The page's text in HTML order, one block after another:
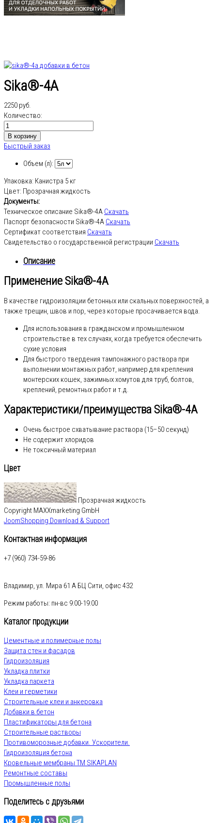
Sika®-4A
2250 руб.
Количество:
Быстрый заказ
Объем (л):
Упаковка: Канистра 5 кг
Цвет: Прозрачная жидкость
Документы:
Техническое описание Sika®-4A Скачать
Паспорт безопасности Sika®-4A Скачать
Сертификат соответствия Скачать
Свидетельство о государственной регистрации Скачать
Описание
Применение Sika®-4A
В качестве гидроизоляции бетонных или скальных поверхностей, а
также трещин, швов и пор, через которые просачивается вода.
Для использования в гражданском и промышленном
строительстве в тех случаях, когда требуется обеспечить
сухие условия
Для быстрого твердения тампонажного раствора при
выполнении монтажных работ, например для крепления
монтерских кошек, зажимных хомутов для труб, болтов,
креплений, ремонтных работ и т.д.
Характеристики/преимущества Sika®-4A
Очень быстрое схватывание раствора (15–50 секунд)
Не содержит хлоридов
Не токсичный материал
Цвет
Прозрачная жидкость
Copyright MAXXmarketing GmbH
JoomShopping Download & Support
Контактная информация
+7 (960) 734-59-86
Владимир, ул. Мира 61 А БЦ Сити, офис 432
Режим работы: пн-вс 9:00-19:00
Каталог продукции
Цементные и полимерные полы
Защита стен и фасадов
Гидроизоляция
Укладка плитки
Укладка паркета
Клеи и герметики
Строительные клеи и анкеровка
Добавки в бетон
Пластификаторы для бетона
Строительные растворы
Противоморозные добавки. Ускорители.
Гидроизоляция бетона
Кровельные мембраны ТМ SIKAPLAN
Ремонтные составы
Промышленные полы
Поделитесь с друзьями